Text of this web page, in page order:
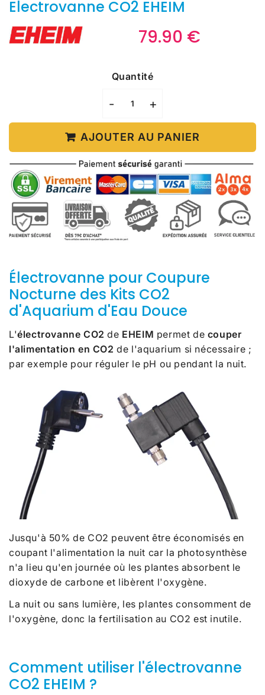
Electrovanne CO2 EHEIM
79.90 €
Quantité
- +
AJOUTER AU PANIER
Électrovanne pour Coupure
Nocturne des Kits CO2
d'Aquarium d'Eau Douce
L'électrovanne CO2 de EHEIM permet de couper
l'alimentation en CO2 de l'aquarium si nécessaire ;
par exemple pour réguler le pH ou pendant la nuit.
Jusqu'à 50% de CO2 peuvent être économisés en
coupant l'alimentation la nuit car la photosynthèse
n'a lieu qu'en journée où les plantes absorbent le
dioxyde de carbone et libèrent l'oxygène.
La nuit ou sans lumière, les plantes consomment de
l'oxygène, donc la fertilisation au CO2 est inutile.
Comment utiliser l'électrovanne
CO2 EHEIM ?